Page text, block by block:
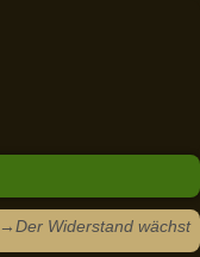
→Der Widerstand wächst